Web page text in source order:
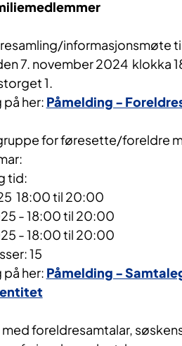
informasjonsmøte
7. november 2024 klokka
1.
her: Påmelding -
for føresette/foreldre
tid:
18:00 til 20:00
- 18:00 til 20:00
- 18:00 til 20:00
15
her: Påmelding -
foreldresamtalar,